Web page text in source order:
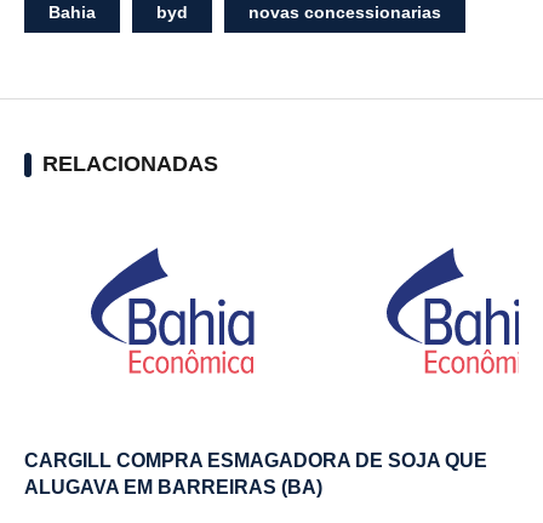
Bahia byd novas concessionarias
RELACIONADAS
CARGILL COMPRA ESMAGADORA DE SOJA QUE
ALUGAVA EM BARREIRAS (BA)